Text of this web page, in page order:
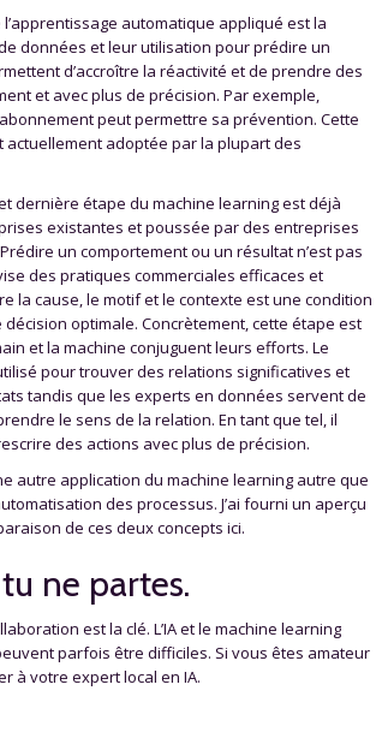
automatique appliqué est la
données et leur utilisation pour prédire un
d’accroître la réactivité et de prendre des
et avec plus de précision. Par exemple,
peut permettre sa prévention. Cette
actuellement adoptée par la plupart des
dernière étape du machine learning est déjà
existantes et poussée par des entreprises
un comportement ou un résultat n’est pas
des pratiques commerciales efficaces et
la cause, le motif et le contexte est une condition
optimale. Concrètement, cette étape est
et la machine conjuguent leurs efforts. Le
pour trouver des relations significatives et
tandis que les experts en données servent de
le sens de la relation. En tant que tel, il
des actions avec plus de précision.
autre application du machine learning autre que
des processus. J’ai fourni un aperçu
de ces deux concepts ici.
ne partes.
est la clé. L’IA et le machine learning
parfois être difficiles. Si vous êtes amateur
à votre expert local en IA.